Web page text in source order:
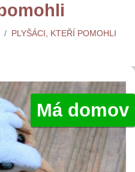
PLYŠÁCI, KTEŘÍ POMOHLI
Má domov